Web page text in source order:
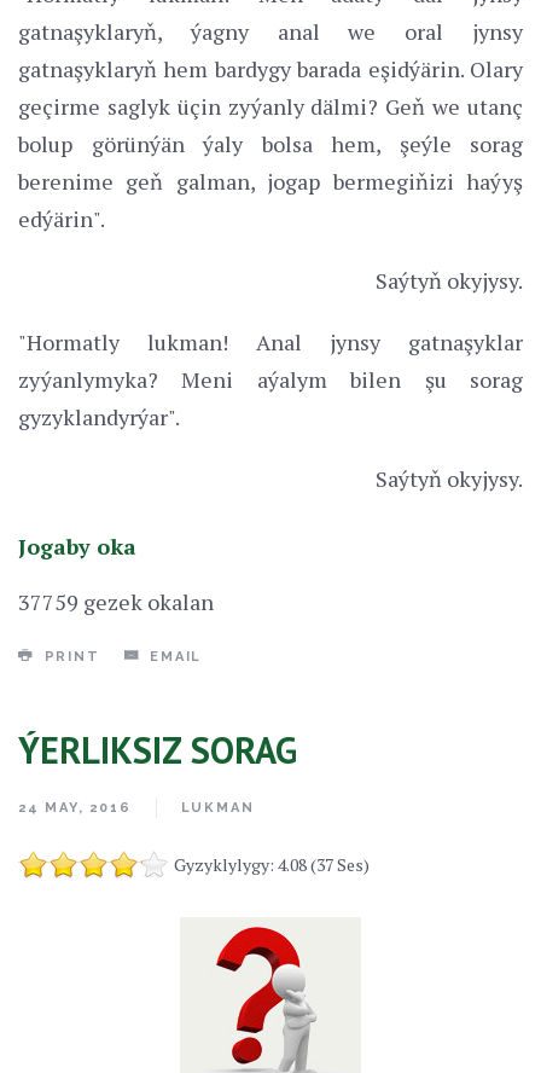
gatnaşyklaryň, ýagny anal we oral jynsy
gatnaşyklaryň hem bardygy barada eşidýärin. Olary
geçirme saglyk üçin zyýanly dälmi? Geň we utanç
bolup görünýän ýaly bolsa hem, şeýle sorag
berenime geň galman, jogap bermegiňizi haýyş
edýärin".
Saýtyň okyjysy.
"Hormatly lukman! Anal jynsy gatnaşyklar
zyýanlymyka? Meni aýalym bilen şu sorag
gyzyklandyrýar".
Saýtyň okyjysy.
Jogaby oka
37759 gezek okalan
PRINT EMAIL
ÝERLIKSIZ SORAG
24 MAY, 2016 LUKMAN
Gyzyklylygy: 4.08 (37 Ses)